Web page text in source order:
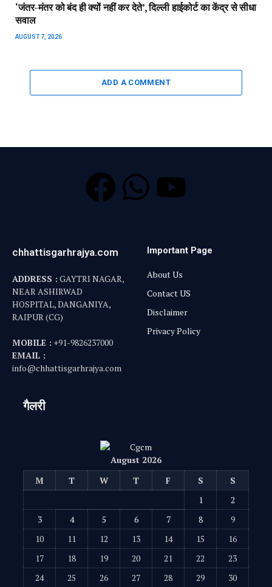
‘जंतर-मंतर को बंद ही क्‍यों नहीं कर देते’, दिल्‍ली हाईकोर्ट का केंद्र से सीधा
सवाल
AUGUST 7, 2026
ADD A COMMENT
chhattisgarhrajya.com
ADDRESS : GAYTRI NAGAR,
NEAR ASHIRWAD
HOSPITAL, DANGANIYA,
RAIPUR (CG)
MOBILE : +91-9826237000
EMAIL :
info@chhattisgarhrajya.com
Important Page
About Us
Contact US
Disclaimer
Privacy Policy
गैलरी
August 2026
M
T W T F S
S
1
2
3
4 5 6 7 8
9
10
11 12 13 14 15
16
17
18 19 20 21 22
23
24
25 26 27 28 29
30